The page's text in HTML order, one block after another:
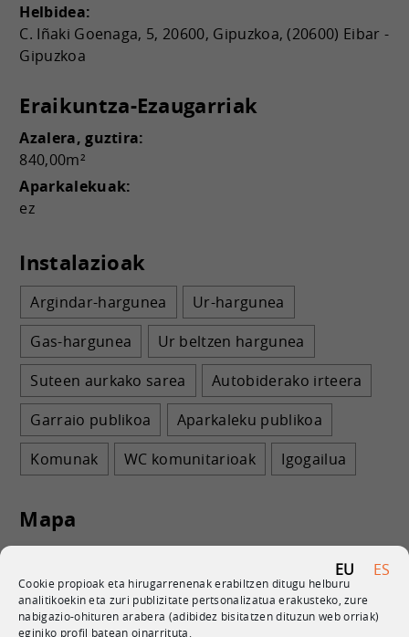
EU ES
Cookie propioak eta hirugarrenenak erabiltzen ditugu helburu
analitikoekin eta zuri publizitate pertsonalizatua erakusteko, zure
nabigazio-ohituren arabera (adibidez bisitatzen dituzun web orriak)
eginiko profil batean oinarrituta.
Helbidea:
C. Iñaki Goenaga, 5, 20600, Gipuzkoa, (20600) Eibar -
Gipuzkoa
Eraikuntza-Ezaugarriak
Azalera, guztira:
840,00m²
Aparkalekuak:
ez
Instalazioak
Argindar-hargunea
Ur-hargunea
Gas-hargunea
Ur beltzen hargunea
Suteen aurkako sarea
Autobiderako irteera
Garraio publikoa
Aparkaleku publikoa
Komunak
WC komunitarioak Igogailua
Mapa